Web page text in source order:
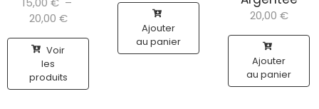
20,00 €
Voir
les
produits
Ajouter
au panier
20,00 €
Ajouter
au panier